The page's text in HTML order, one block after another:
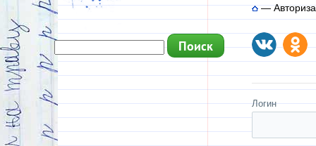
—
Логин